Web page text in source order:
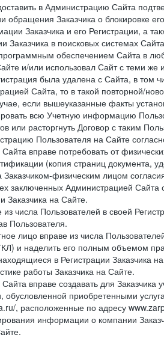
в Администрацию Сайта
обращения Заказчика о блокировке
Заказчика и его Регистрации, а
Заказчика в поисковых системах
обеспечением Сайта в
и/или использовал Сайт с теми
была удалена с Сайта, в том
Сайта, то в такой повторной/
если вышеуказанные факты
всю Учетную информацию
или расторгнуть Договор с таким
Пользователя на Сайте
вправе потребовать от
(копия страниц документа,
Заказчиком-физическим лицом
заключенных Администрацией
Заказчика на Сайте.
из числа Пользователей в своей
Пользователя.
лицо вправе из числа
и наделить его полным объемом
в Регистрации Заказчика
работы Заказчика на Сайте.
вправе создавать для
обусловленной приобретенными
, расположенные по адресу
информации о компании